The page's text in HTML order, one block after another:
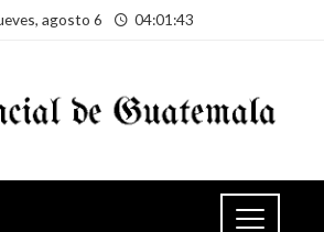
agosto 6 04:01:43